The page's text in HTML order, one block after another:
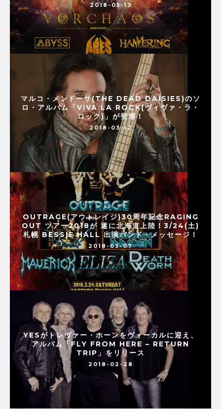
2018-05-13
マルコ・メンドーサ(THE DEAD DAISIES)のソ
ロ・アルバム「VIVA LA ROCK(ヴィヴァ・ラ・
ロック)」が登場！
2018-03-12
OUTRAGE(アウトレイジ)30周年記念RAGING
OUT ツアー2018が 遂に北海道上陸！3/24(土)
札幌 BESSIE HALL 出演バンド・メッセージ！
2018-03-07
YESがトレヴァー・ホーンをヴォーカルに迎え、
アルバム「FLY FROM HERE – RETURN
TRIP」をリリース
2018-02-28